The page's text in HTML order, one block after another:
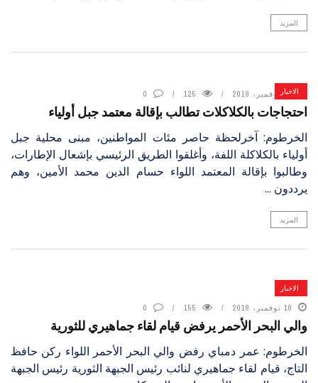
المزيد
الاخبار
18 نوفمبر، 2019 125
0
احتجاجات بالكلاكلات تطالب بإقالة معتمد جبل أولياء
الخرطوم: آخرلحظة حاصر مئات المواطنين، مبنى محلية جبل
أولياء بالكلاكلة اللفة، وأغلقوا الطريق الرئيسي بإشعال الإطارات،
وطالبوا بإقالة المعتمد اللواء حسام الدين محمد الأمين، وهم
يرددون ...
المزيد
الاخبار
18 نوفمبر، 2019 155
0
والي البحر الأحمر يرفض قيام لقاء جماهيري للثورية
الخرطوم: عمر دمباي رفض والي البحر الأحمر اللواء ركن حافظ
التاج، قيام لقاء جماهيري لنائب رئيس الجبهة الثورية رئيس الجبهة